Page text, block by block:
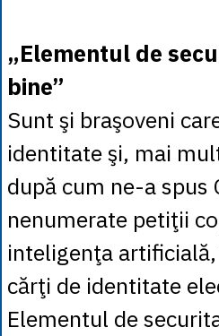
„Elementul de
bine”
Sunt şi braşoveni
identitate şi, mai
după cum ne-a spus
nenumerate petiţii
inteligenţa
cărţi de identitate
Elementul de